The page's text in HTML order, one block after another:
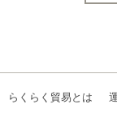
らくらく貿易とは